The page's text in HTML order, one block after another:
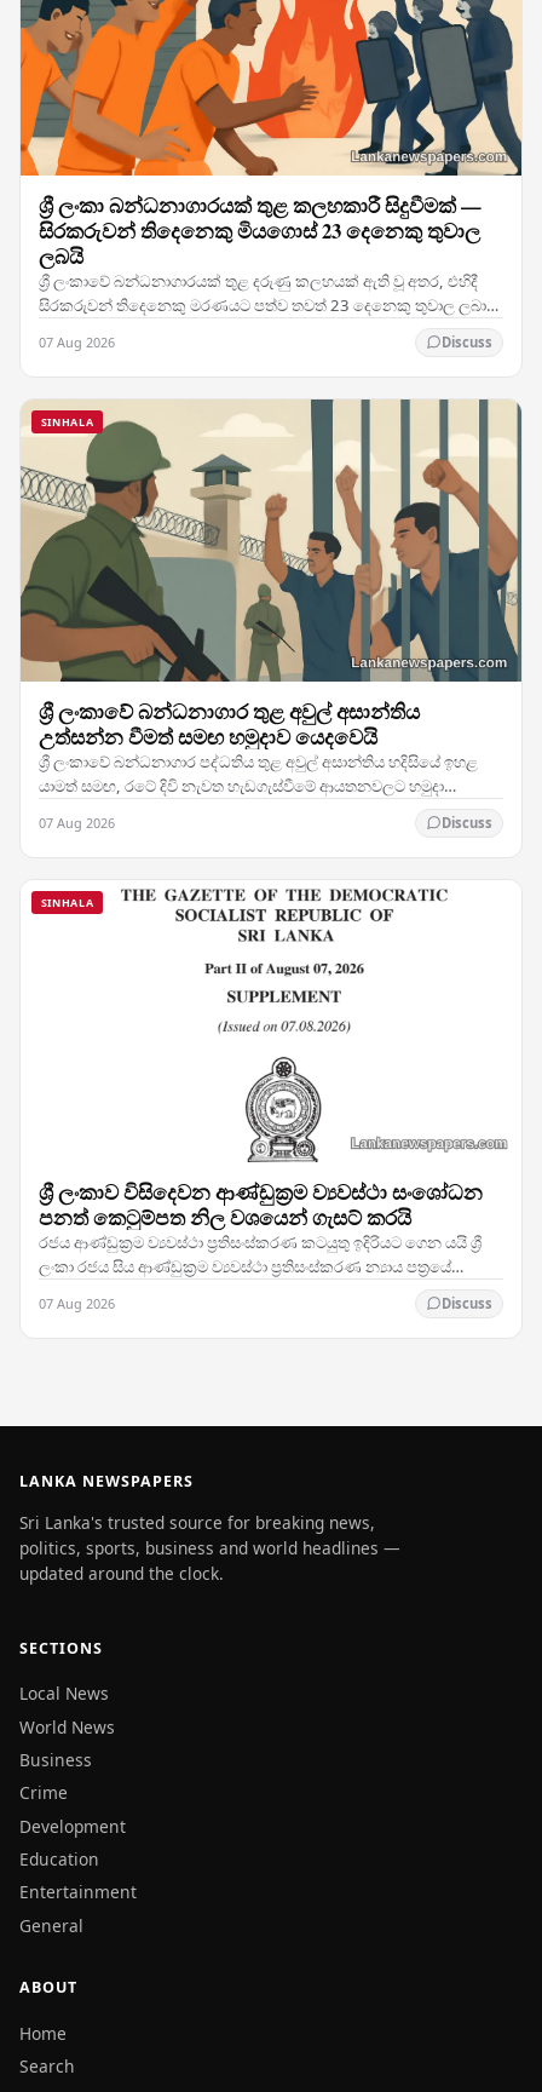
ශ්‍රී ලංකා බන්ධනාගාරයක් තුළ කලහකාරී සිදුවීමක් —
සිරකරුවන් තිදෙනෙකු මියගොස් 23 දෙනෙකු තුවාල
ලබයි
ශ්‍රී ලංකාවේ බන්ධනාගාරයක් තුළ දරුණු කලහයක් ඇති වූ අතර, එහිදී
සිරකරුවන් තිදෙනෙකු මරණයට පත්ව තවත් 23 දෙනෙකු තුවාල ලබා
07 Aug 2026 Discuss
SINHALA
ශ්‍රී ලංකාවේ බන්ධනාගාර තුළ අවුල් අසාන්තිය
උත්සන්න වීමත් සමඟ හමුදාව යෙදවෙයි
ශ්‍රී ලංකාවේ බන්ධනාගාර පද්ධතිය තුළ අවුල් අසාන්තිය හදිසියේ ඉහළ
යාමත් සමඟ, රටේ දිවි නැවත හැඩගැස්වීමේ ආයතනවලට හමුදා
07 Aug 2026 Discuss
SINHALA
ශ්‍රී ලංකාව විසිදෙවන ආණ්ඩුක්‍රම ව්‍යවස්ථා සංශෝධන
පනත් කෙටුම්පත නිල වශයෙන් ගැසට් කරයි
රජය ආණ්ඩුක්‍රම ව්‍යවස්ථා ප්‍රතිසංස්කරණ කටයුතු ඉදිරියට ගෙන යයි ශ්‍රී
ලංකා රජය සිය ආණ්ඩුක්‍රම ව්‍යවස්ථා ප්‍රතිසංස්කරණ න්‍යාය පත්‍රයේ
07 Aug 2026 Discuss
LANKA NEWSPAPERS
Sri Lanka's trusted source for breaking news,
politics, sports, business and world headlines —
updated around the clock.
SECTIONS
Local News
World News
Business
Crime
Development
Education
Entertainment
General
ABOUT
Home
Search